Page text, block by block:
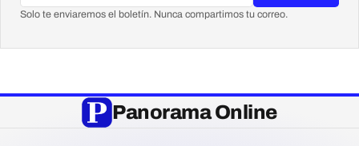
Solo te enviaremos el boletín. Nunca compartimos tu correo.
Panorama Online